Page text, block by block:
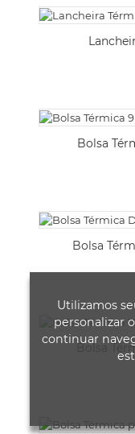
Bolsa
Bolsa
Bolsa
Utilizamos
personalizar
continuar